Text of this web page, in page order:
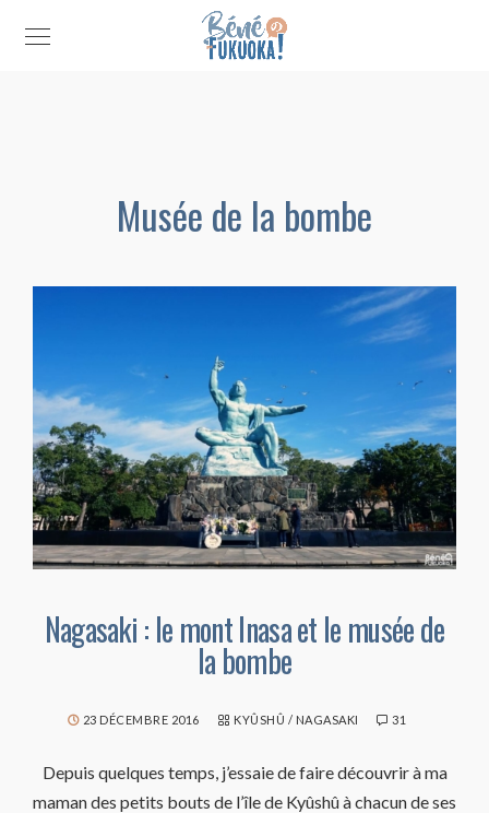
Musée de la bombe
Nagasaki : le mont Inasa et le musée de
la bombe
23 DÉCEMBRE 2016 KYÛSHÛ / NAGASAKI 31
Depuis quelques temps, j’essaie de faire découvrir à ma
maman des petits bouts de l’île de Kyûshû à chacun de ses